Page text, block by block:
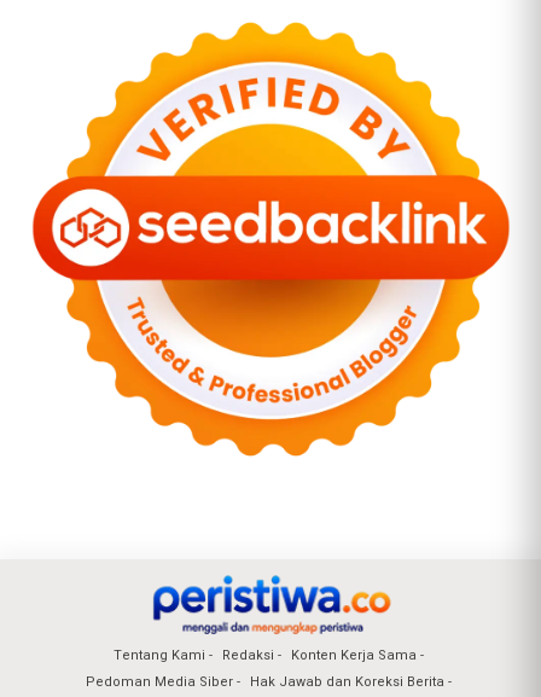
Tentang Kami Redaksi
Konten Kerja Sama
Pedoman Media Siber
Hak Jawab dan Koreksi Berita